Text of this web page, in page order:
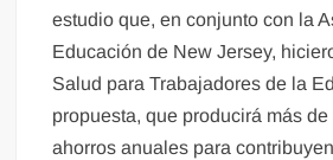
estudio que, en conjunto con la
Educación de New Jersey,
Salud para Trabajadores de la
propuesta, que producirá más
ahorros anuales para